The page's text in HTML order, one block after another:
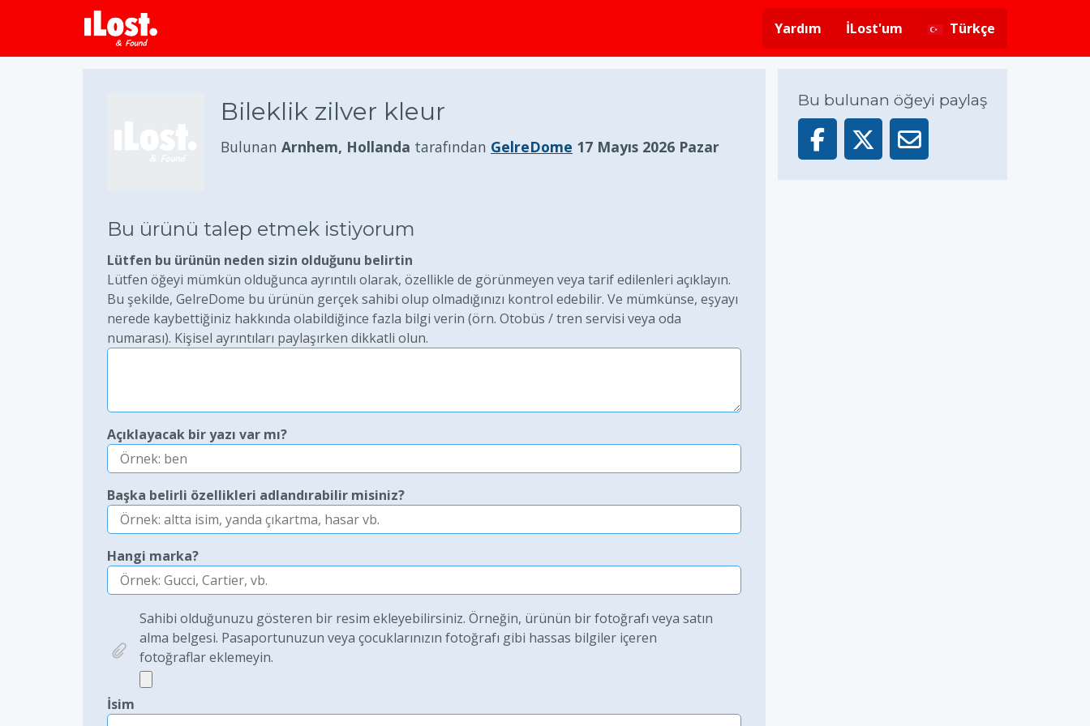
Yardım İLost'um Türkçe
Bileklik zilver kleur
Bulunan Arnhem, Hollanda tarafından GelreDome 17 Mayıs 2026 Pazar
Bu ürünü talep etmek istiyorum
Lütfen bu ürünün neden sizin olduğunu belirtin
Lütfen öğeyi mümkün olduğunca ayrıntılı olarak, özellikle de görünmeyen veya tarif edilenleri açıklayın.
Bu şekilde, GelreDome bu ürünün gerçek sahibi olup olmadığınızı kontrol edebilir. Ve mümkünse, eşyayı
nerede kaybettiğiniz hakkında olabildiğince fazla bilgi verin (örn. Otobüs / tren servisi veya oda
numarası). Kişisel ayrıntıları paylaşırken dikkatli olun.
Açıklayacak bir yazı var mı?
Başka belirli özellikleri adlandırabilir misiniz?
Hangi marka?
Sahibi olduğunuzu gösteren bir resim ekleyebilirsiniz. Örneğin, ürünün bir fotoğrafı veya satın
alma belgesi. Pasaportunuzun veya çocuklarınızın fotoğrafı gibi hassas bilgiler içeren
fotoğraflar eklemeyin.
İsim
Bu bulunan öğeyi paylaş